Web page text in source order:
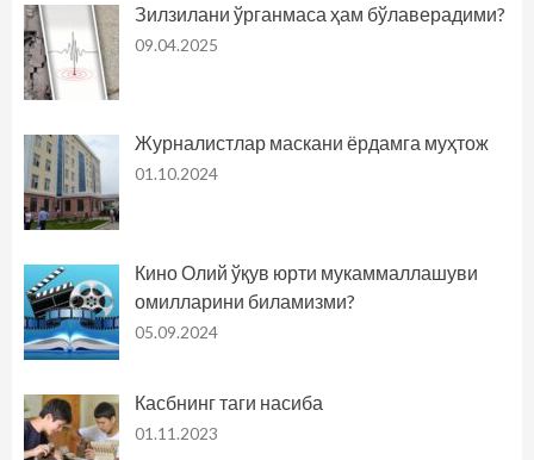
Зилзилани ўрганмаса ҳам бўлаверадими?
09.04.2025
Журналистлар маскани ёрдамга муҳтож
01.10.2024
Кино Олий ўқув юрти мукаммаллашуви
омилларини биламизми?
05.09.2024
Касбнинг таги насиба
01.11.2023